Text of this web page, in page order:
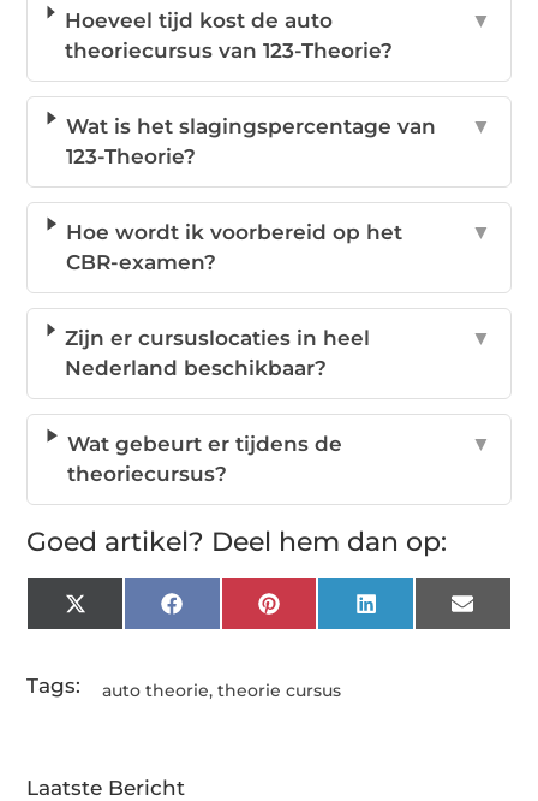
Hoeveel tijd kost de auto
theoriecursus van 123-Theorie?
▼
Wat is het slagingspercentage van
123-Theorie?
▼
Hoe wordt ik voorbereid op het
CBR-examen?
▼
Zijn er cursuslocaties in heel
Nederland beschikbaar?
▼
Wat gebeurt er tijdens de
theoriecursus?
▼
Goed artikel? Deel hem dan op:
X
(Twitter)
FacebookPinterestLinkedInEmail
Tags: auto theorie,theorie cursus
Laatste Bericht